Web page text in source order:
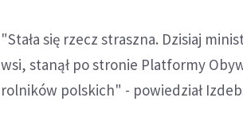
"Stała się rzecz straszna. Dzisiaj
wsi, stanął po stronie Platformy
rolników polskich" - powiedział